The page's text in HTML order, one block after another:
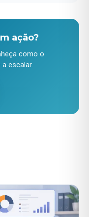
ação?
como o
escalar.